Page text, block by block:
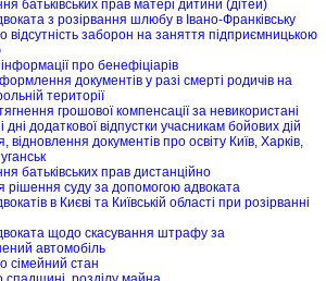
батьківських прав матері дитини (дітей)
з розірвання шлюбу в Івано-Франківську
відсутність заборон на заняття підприємницькою
про бенефіціарів
документів у разі смерті родичів на
території
грошової компенсації за невикористані
дні додаткової відпустки учасникам бойових дій
документів про освіту Київ, Харків,
батьківських прав дистанційно
рішення суду за допомогою адвоката
в Києві та Київській області при розірванні
щодо скасування штрафу за
автомобіль
сімейний стан